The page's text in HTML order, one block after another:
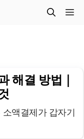
메
해결 방법｜
액결제가 갑자기